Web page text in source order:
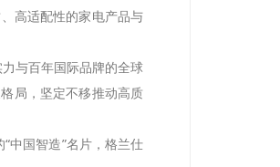
高适配性的家电产品与
与百年国际品牌的全球
局，坚定不移推动高质
国智造”名片，格兰仕